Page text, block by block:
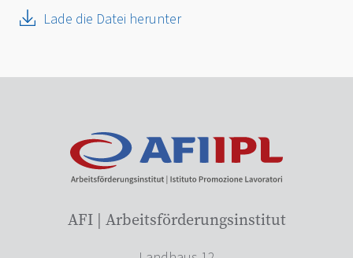
Lade die Datei herunter
AFI | Arbeitsförderungsinstitut